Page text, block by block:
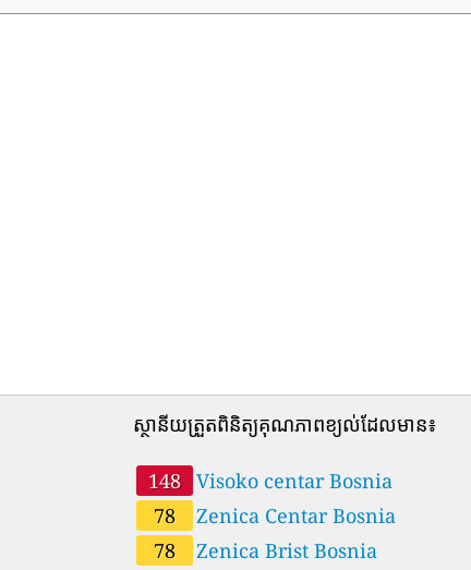
ស្ថានីយត្រួតពិនិត្យគុណភាពខ្យល់ដែលមាន៖
148
Visoko centar Bosnia
78
Zenica Centar Bosnia
78
Zenica Brist Bosnia